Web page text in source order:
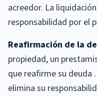
acreedor. La
responsabilidad por el
Reafirmación de la
propiedad, un
que reafirme su deuda
elimina su